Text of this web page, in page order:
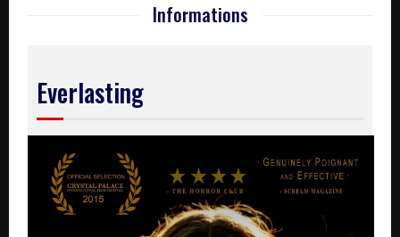
Informations
Everlasting